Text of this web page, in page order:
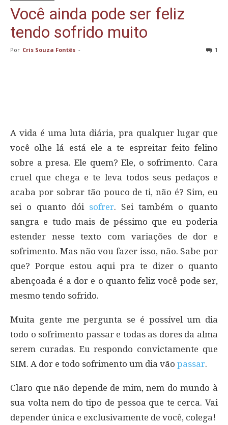
Você ainda pode ser feliz
tendo sofrido muito
Por Cris Souza Fontês - 1
A vida é uma luta diária, pra qualquer lugar que
você olhe lá está ele a te espreitar feito felino
sobre a presa. Ele quem? Ele, o sofrimento. Cara
cruel que chega e te leva todos seus pedaços e
acaba por sobrar tão pouco de ti, não é? Sim, eu
sei o quanto dói sofrer. Sei também o quanto
sangra e tudo mais de péssimo que eu poderia
estender nesse texto com variações de dor e
sofrimento. Mas não vou fazer isso, não. Sabe por
que? Porque estou aqui pra te dizer o quanto
abençoada é a dor e o quanto feliz você pode ser,
mesmo tendo sofrido.
Muita gente me pergunta se é possível um dia
todo o sofrimento passar e todas as dores da alma
serem curadas. Eu respondo convictamente que
SIM. A dor e todo sofrimento um dia vão passar.
Claro que não depende de mim, nem do mundo à
sua volta nem do tipo de pessoa que te cerca. Vai
depender única e exclusivamente de você, colega!